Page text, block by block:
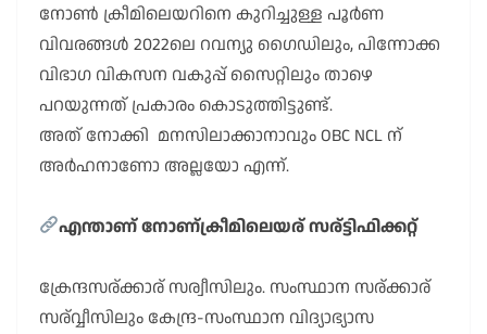
നോൺ ക്രീമിലെയറിനെ കുറിച്ചുള്ള പൂർണ
വിവരങ്ങൾ 2022ലെ റവന്യു ഗൈഡിലും, പിന്നോക്ക
വിഭാഗ വികസന വകുപ്പ് സൈറ്റിലും താഴെ
പറയുന്നത് പ്രകാരം കൊടുത്തിട്ടുണ്ട്.
അത് നോക്കി മനസിലാക്കാനാവും OBC NCL ന്
അർഹനാണോ അല്ലയോ എന്ന്.
എന്താണ് നോണ്ക്രീമിലെയര് സര്ട്ടിഫിക്കറ്റ്
ക്രേന്ദസര്ക്കാര് സര്വീസിലും. സംസ്ഥാന സര്ക്കാര്
സര്വ്വീസിലും കേന്ദ്ര-സംസ്ഥാന വിദ്യാഭ്യാസ